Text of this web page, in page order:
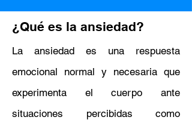
¿Qué es la ansiedad?
La ansiedad es una respuesta
emocional normal y necesaria que
experimenta el cuerpo ante
situaciones percibidas como